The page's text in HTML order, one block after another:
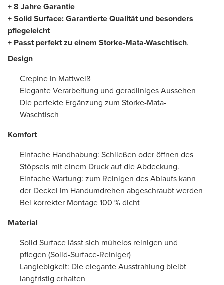
+ 8 Jahre Garantie
+ Solid Surface: Garantierte Qualität und besonders
pflegeleicht
+ Passt perfekt zueinem Storke-Mata-Waschtisch.
Design
Crepine in Mattweiß
Elegante Verarbeitung und geradliniges Aussehen
Die perfekte Ergänzung zum Storke-Mata-
Waschtisch
Komfort
Einfache Handhabung: Schließen oder öffnen des
Stöpsels mit einem Druck auf die Abdeckung.
Einfache Wartung: zum Reinigen des Ablaufs kann
der Deckel im Handumdrehen abgeschraubt werden
Bei korrekter Montage 100 % dicht
Material
Solid Surface lässt sich mühelos reinigen und
pflegen (Solid-Surface-Reiniger)
Langlebigkeit: Die elegante Ausstrahlung bleibt
langfristig erhalten